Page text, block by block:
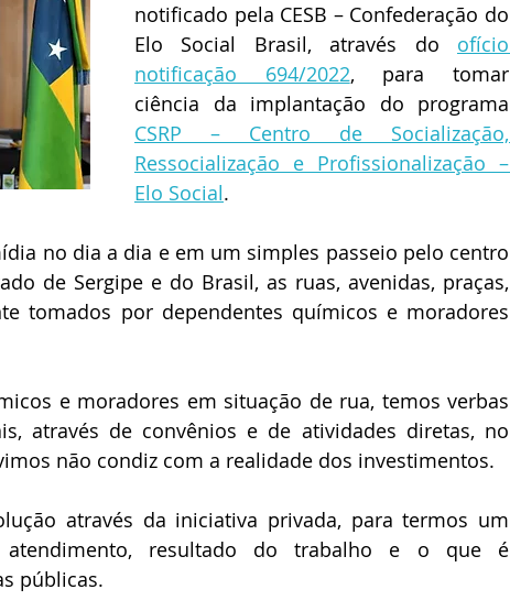
notificado pela CESB – Confederação do
Elo Social Brasil, através do ofício
notificação 694/2022, para tomar
CSRP – Centro de Socialização,
Ressocialização e Profissionalização –
Elo Social.
no dia a dia e em um simples passeio pelo centro
de Sergipe e do Brasil, as ruas, avenidas, praças,
tomados por dependentes químicos e moradores
e moradores em situação de rua, temos verbas
através de convênios e de atividades diretas, no
não condiz com a realidade dos investimentos.
através da iniciativa privada, para termos um
resultado do trabalho e o que é
públicas.